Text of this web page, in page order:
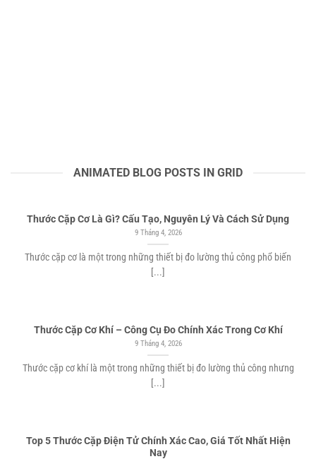
ANIMATED BLOG POSTS IN GRID
Thước Cặp Cơ Là Gì? Cấu Tạo, Nguyên Lý Và Cách Sử Dụng
9 Tháng 4, 2026
Thước cặp cơ là một trong những thiết bị đo lường thủ công phổ biến
[...]
Thước Cặp Cơ Khí – Công Cụ Đo Chính Xác Trong Cơ Khí
9 Tháng 4, 2026
Thước cặp cơ khí là một trong những thiết bị đo lường thủ công nhưng
[...]
Top 5 Thước Cặp Điện Tử Chính Xác Cao, Giá Tốt Nhất Hiện
Nay